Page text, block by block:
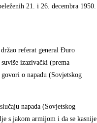
21. i 26. decembra 1950.
držao referat general Đuro
izazivački (prema
o napadu (Sovjetskog
napada (Sovjetskog
s jakom armijom i da se kasnije